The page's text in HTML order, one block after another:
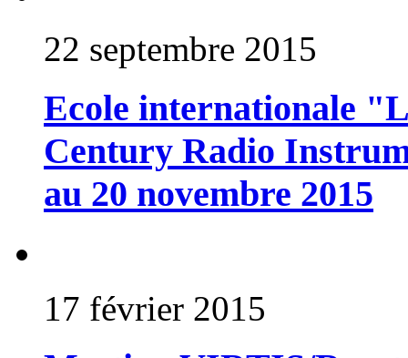
22 septembre 2015
Ecole internationale
Century Radio
au 20 novembre 2015
17 février 2015